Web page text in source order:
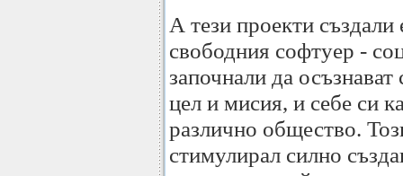
А тези проекти създали
свободния софтуер -
започнали да
цел и мисия, и себе си
различно общество.
стимулирал силно